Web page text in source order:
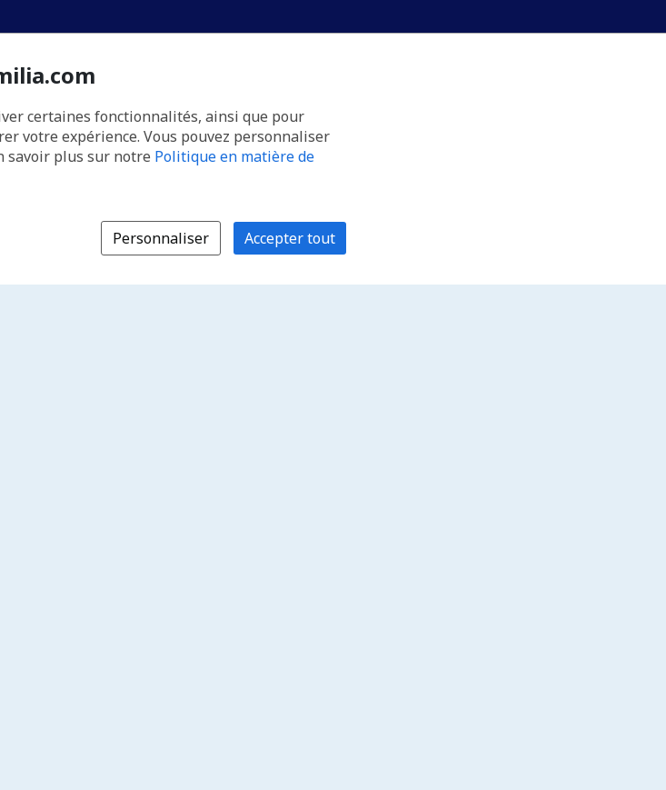
certaines fonctionnalités, ainsi que pour
votre expérience. Vous pouvez personnaliser
savoir plus sur notre Politique en matière de
Personnaliser Accepter tout